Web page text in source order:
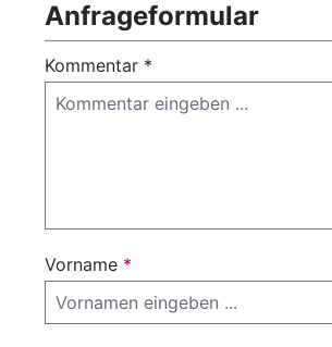
Anfrageformular
Kommentar *
Vorname *